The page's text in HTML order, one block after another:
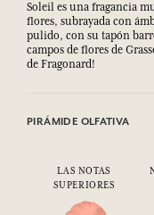
Soleil es una fragancia
flores, subrayada con
pulido, con su tapón
campos de flores de
de Fragonard!
PIRÁMIDE OLFATIVA
LAS NOTAS
SUPERIORES